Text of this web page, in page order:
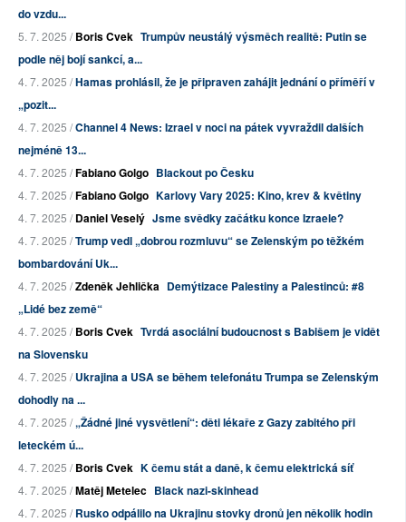
do vzdu...
5. 7. 2025 /Boris Cvek Trumpův neustálý výsměch realitě: Putin se
podle něj bojí sankcí, a...
4. 7. 2025 /Hamas prohlásil, že je připraven zahájit jednání o příměří v
„pozit...
4. 7. 2025 /Channel 4 News: Izrael v noci na pátek vyvraždil dalších
nejméně 13...
4. 7. 2025 /Fabiano Golgo Blackout po Česku
4. 7. 2025 /Fabiano Golgo Karlovy Vary 2025: Kino, krev & květiny
4. 7. 2025 /Daniel Veselý Jsme svědky začátku konce Izraele?
4. 7. 2025 /Trump vedl „dobrou rozmluvu“ se Zelenským po těžkém
bombardování Uk...
4. 7. 2025 /Zdeněk Jehlička Demýtizace Palestiny a Palestinců: #8
„Lidé bez země“
4. 7. 2025 /Boris Cvek Tvrdá asociální budoucnost s Babišem je vidět
na Slovensku
4. 7. 2025 /Ukrajina a USA se během telefonátu Trumpa se Zelenským
dohodly na ...
4. 7. 2025 /„Žádné jiné vysvětlení“: děti lékaře z Gazy zabitého při
leteckém ú...
4. 7. 2025 /Boris Cvek K čemu stát a daně, k čemu elektrická síť
4. 7. 2025 /Matěj Metelec Black nazi-skinhead
4. 7. 2025 /Rusko odpálilo na Ukrajinu stovky dronů jen několik hodin